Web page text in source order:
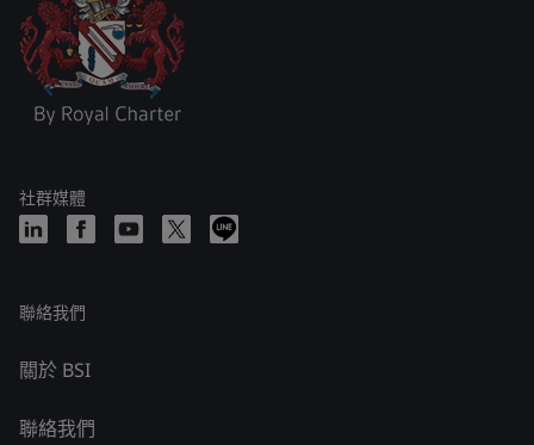
社群媒體
聯絡我們
關於 BSI
聯絡我們